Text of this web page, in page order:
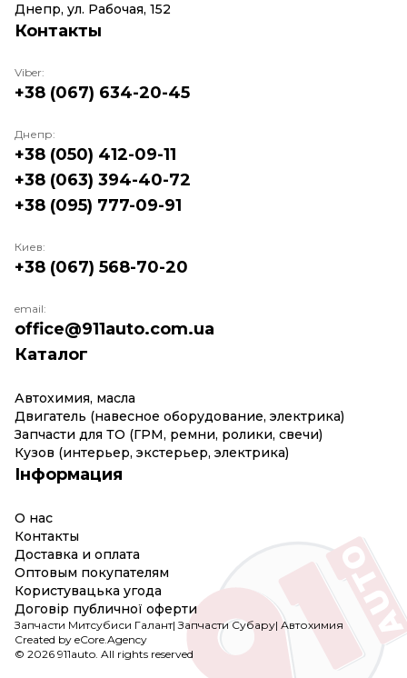
Днепр, ул. Рабочая, 152
Каталог
Автохимия, масла
Двигатель (навесное оборудование, электрика)
Запчасти для ТО (ГРМ, ремни, ролики, свечи)
Кузов (интерьер, экстерьер, электрика)
Інформация
О нас
Контакты
Доставка и оплата
Оптовым покупателям
Користувацька угода
Договір публичної оферти
Контакты
Viber:
+38 (067) 634-20-45
Днепр:
+38 (050) 412-09-11
+38 (063) 394-40-72
+38 (095) 777-09-91
Киев:
+38 (067) 568-70-20
email:
office@911auto.com.ua
Created by eCore.Agency
Запчасти Митсубиси Галант|Запчасти Субару| Автохимия
© 2026 911auto. All rights reserved